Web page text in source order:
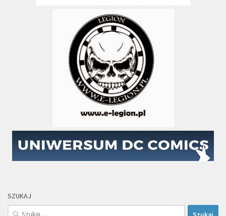
SZUKAJ
Szukaj: